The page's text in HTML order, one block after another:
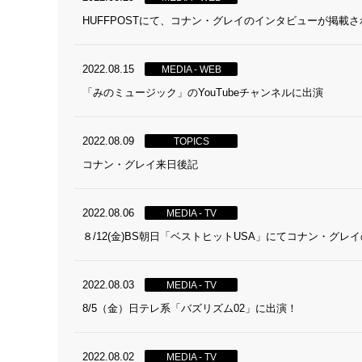
HUFFPOSTにて、コナン・グレイのインタビューが掲載さ
2022.08.15 MEDIA - WEB
「みのミュージック」のYouTubeチャンネルに出演
2022.08.09 TOPICS
コナン・グレイ来日後記
2022.08.06 MEDIA - TV
８/12(金)BS朝日「ベストヒットUSA」にてコナン・グレ
2022.08.03 MEDIA - TV
8/5（金）日テレ系「バズリズム02」に出演！
2022.08.02 MEDIA - TV